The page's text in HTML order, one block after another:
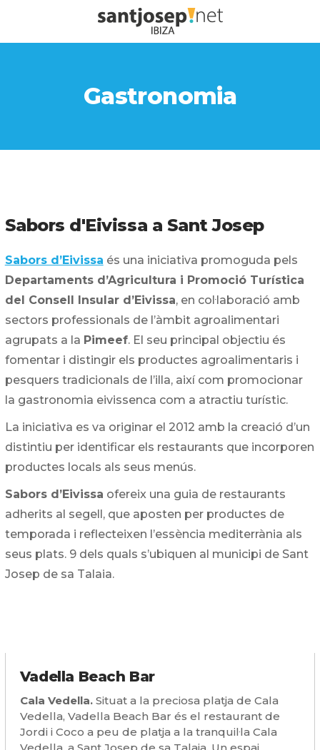
Gastronomia
Sabors d'Eivissa a Sant Josep
Sabors d’Eivissa és una iniciativa promoguda pels
Departaments d’Agricultura i Promoció Turística
del Consell Insular d’Eivissa, en col·laboració amb
sectors professionals de l’àmbit agroalimentari
agrupats a la Pimeef. El seu principal objectiu és
fomentar i distingir els productes agroalimentaris i
pesquers tradicionals de l’illa, així com promocionar
la gastronomia eivissenca com a atractiu turístic.
La iniciativa es va originar el 2012 amb la creació d’un
distintiu per identificar els restaurants que incorporen
productes locals als seus menús.
Sabors d’Eivissa ofereix una guia de restaurants
adherits al segell, que aposten per productes de
temporada i reflecteixen l’essència mediterrània als
seus plats. 9 dels quals s’ubiquen al municipi de Sant
Josep de sa Talaia.
Vadella Beach Bar
Cala Vedella.Situat a la preciosa platja de Cala
Vedella, Vadella Beach Bar és el restaurant de
Jordi i Coco a peu de platja a la tranquil·la Cala